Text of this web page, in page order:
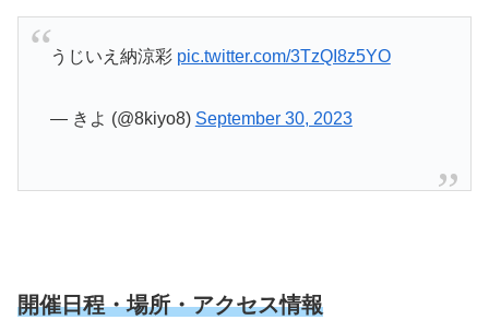
うじいえ納涼彩 pic.twitter.com/3TzQI8z5YO
— きよ (@8kiyo8) September 30, 2023
開催日程・場所・アクセス情報